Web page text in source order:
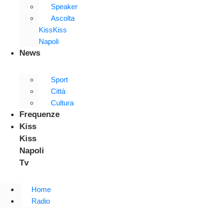
Speaker
Ascolta
KissKiss
Napoli
News
Sport
Città
Cultura
Frequenze
Kiss
Kiss
Napoli
Tv
Home
Radio